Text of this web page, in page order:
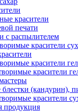
красители
печати
с распылителем
красители
красители
красители
(кандурин),
красители
продукция